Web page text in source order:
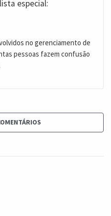
especial:
no gerenciamento de
pessoas fazem confusão